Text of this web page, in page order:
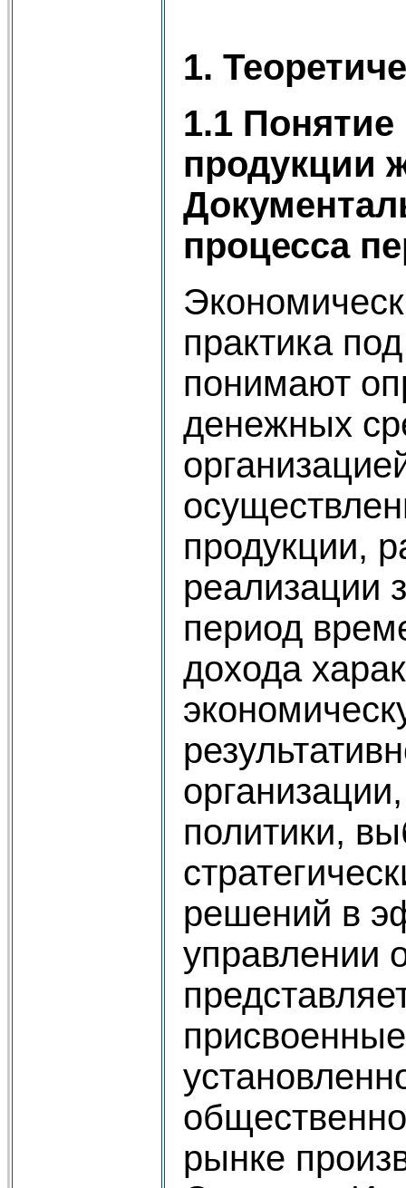
1.
1.1
продукции
процесса
практика
понимают
денежных
продукции,
реализации
период
дохода
политики,
решений в
управлении
рынке